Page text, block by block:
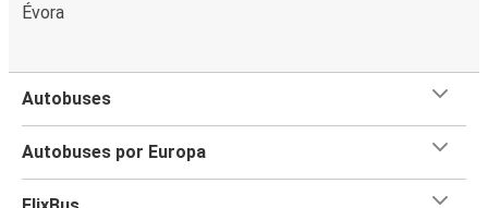
Évora
Autobuses
Autobuses por Europa